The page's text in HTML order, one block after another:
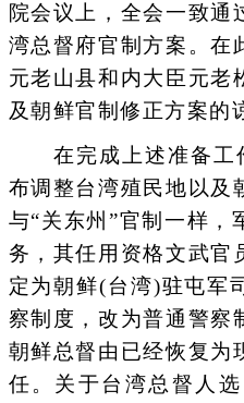
院会议上，全会一致通
湾总督府官制方案。在
元老山县和内大臣元老
及朝鲜官制修正方案的
在完成上述准备工
布调整台湾殖民地以及
与“关东州”官制一样，
务，其任用资格文武官
定为朝鲜(台湾)驻屯军
察制度，改为普通警察
朝鲜总督由已经恢复为
任。关于台湾总督人